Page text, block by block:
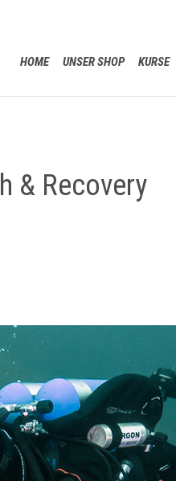
HOME UNSER SHOP KURSE
& Recovery